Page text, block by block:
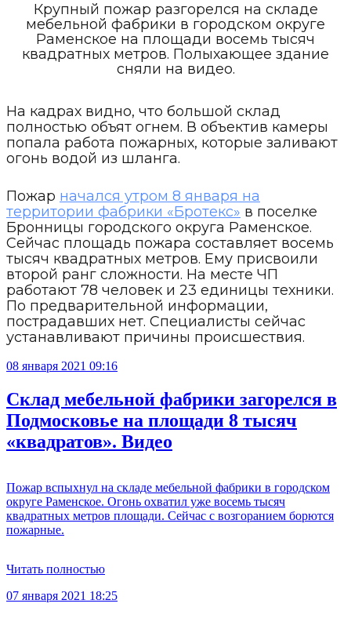
Крупный пожар разгорелся на складе
мебельной фабрики в городском округе
Раменское на площади восемь тысяч
квадратных метров. Полыхающее здание
сняли на видео.
На кадрах видно, что большой склад
полностью объят огнем. В объектив камеры
попала работа пожарных, которые заливают
огонь водой из шланга.
Пожар начался утром 8 января на
территории фабрики «Бротекс» в поселке
Бронницы городского округа Раменское.
Сейчас площадь пожара составляет восемь
тысяч квадратных метров. Ему присвоили
второй ранг сложности. На месте ЧП
работают 78 человек и 23 единицы техники.
По предварительной информации,
пострадавших нет. Специалисты сейчас
устанавливают причины происшествия.
08 января 2021 09:16
Склад мебельной фабрики загорелся в
Подмосковье на площади 8 тысяч
«квадратов». Видео
Пожар вспыхнул на складе мебельной фабрики в городском
округе Раменское. Огонь охватил уже восемь тысяч
квадратных метров площади. Сейчас с возгоранием борются
пожарные.
Читать полностью
07 января 2021 18:25